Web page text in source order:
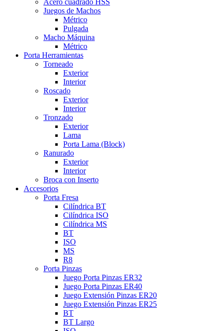
Acero cuadrado HSS
Juegos de Machos
Métrico
Pulgada
Macho Máquina
Métrico
Porta Herramientas
Torneado
Exterior
Interior
Roscado
Exterior
Interior
Tronzado
Exterior
Lama
Porta Lama (Block)
Ranurado
Exterior
Interior
Broca con Inserto
Accesorios
Porta Fresa
Cilíndrica BT
Cilíndrica ISO
Cilíndrica MS
BT
ISO
MS
R8
Porta Pinzas
Juego Porta Pinzas ER32
Juego Porta Pinzas ER40
Juego Extensión Pinzas ER20
Juego Extensión Pinzas ER25
BT
BT Largo